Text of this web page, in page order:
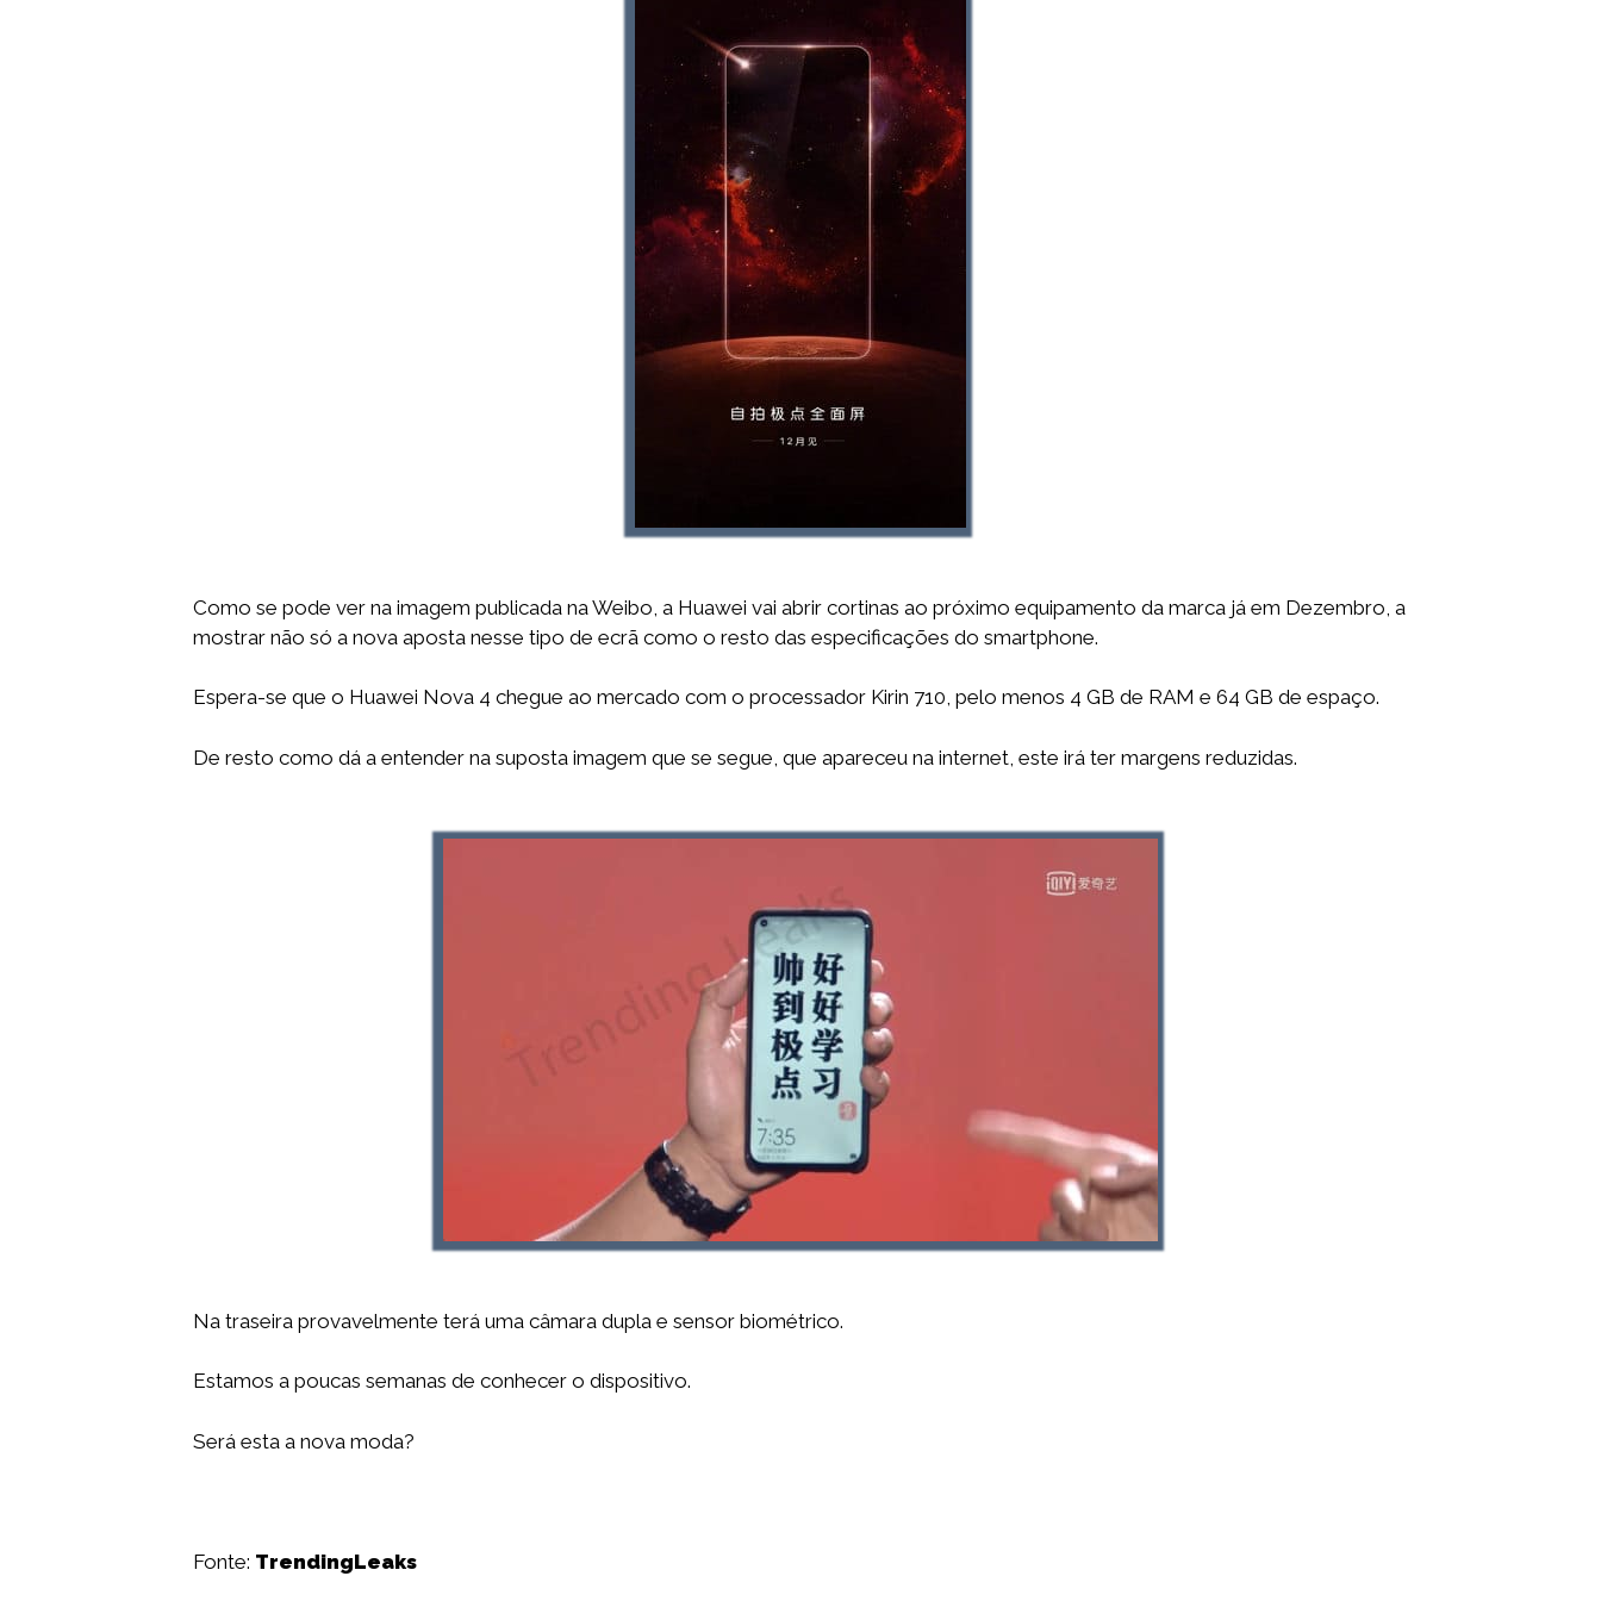
Como se pode ver na imagem publicada na Weibo, a Huawei vai abrir cortinas ao próximo equipamento da marca já em Dezembro, a
mostrar não só a nova aposta nesse tipo de ecrã como o resto das especificações do smartphone.
Espera-se que o Huawei Nova 4 chegue ao mercado com o processador Kirin 710, pelo menos 4 GB de RAM e 64 GB de espaço.
De resto como dá a entender na suposta imagem que se segue, que apareceu na internet, este irá ter margens reduzidas.
Na traseira provavelmente terá uma câmara dupla e sensor biométrico.
Estamos a poucas semanas de conhecer o dispositivo.
Será esta a nova moda?
Fonte: TrendingLeaks